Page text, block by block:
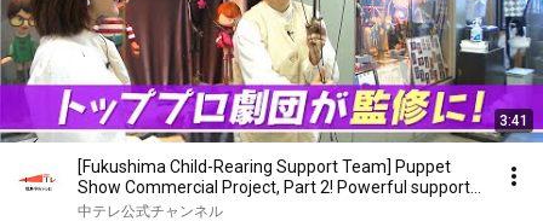
3:41
[Fukushima Child-Rearing Support Team] Puppet
Show Commercial Project, Part 2! Powerful support
f...
中テレ公式チャンネル